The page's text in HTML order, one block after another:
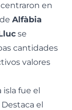
en
Alfàbia
se
cantidades
valores
isla fue el
el